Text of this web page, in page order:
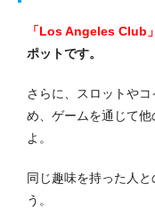
「Los Angeles Club」
ポットです。
さらに、スロットや
め、ゲームを通じて
よ。
同じ趣味を持った人
う。